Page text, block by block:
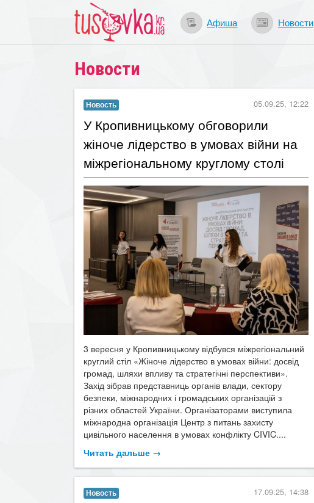
Афиша Новости
Новости
Новость 05.09.25, 12:22
​У Кропивницькому обговорили
жіноче лідерство в умовах війни на
міжрегіональному круглому столі
3 вересня у Кропивницькому відбувся міжрегіональний
круглий стіл «Жіноче лідерство в умовах війни: досвід
громад, шляхи впливу та стратегічні перспективи».
Захід зібрав представниць органів влади, сектору
безпеки, міжнародних і громадських організацій з
різних областей України. Організаторами виступила
міжнародна організація Центр з питань захисту
цивільного населення в умовах конфлікту CIVIC....
Читать дальше →
Новость 17.09.25, 14:38